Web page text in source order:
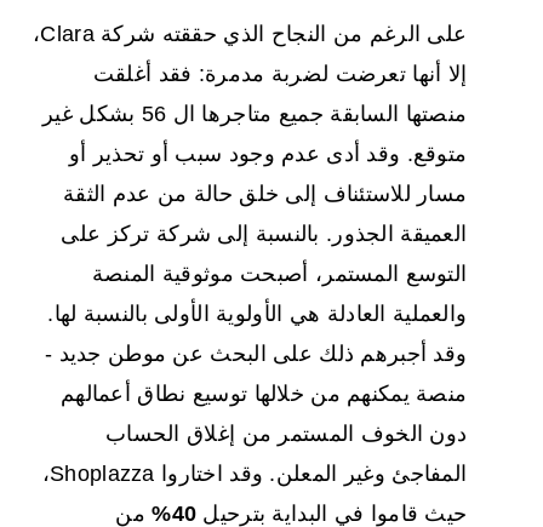
على الرغم من النجاح الذي حققته شركة Clara،
إلا أنها تعرضت لضربة مدمرة: فقد أغلقت
منصتها السابقة جميع متاجرها ال 56 بشكل غير
متوقع. وقد أدى عدم وجود سبب أو تحذير أو
مسار للاستئناف إلى خلق حالة من عدم الثقة
العميقة الجذور. بالنسبة إلى شركة تركز على
التوسع المستمر، أصبحت موثوقية المنصة
والعملية العادلة هي الأولوية الأولى بالنسبة لها.
وقد أجبرهم ذلك على البحث عن موطن جديد -
منصة يمكنهم من خلالها توسيع نطاق أعمالهم
دون الخوف المستمر من إغلاق الحساب
المفاجئ وغير المعلن. وقد اختاروا Shoplazza،
حيث قاموا في البداية بترحيل 40%
من